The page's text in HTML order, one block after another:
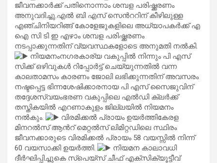
ജീവനക്കാര്‍ക്ക് പതിനൊന്നാം ശമ്പള പരിഷ്ക്കരണം
അനുവദിച്ചു.എല്‍‍ ബി എസ് സെന്‍ററിന് കീഴിലുള്ള
എഞ്ചിനിയറിങ്ങ് കോളേജുകളിലെ അധ്യാപകര്‍ക്ക് എ
ഐ സി ടി ഇ എഴാം ശമ്പള പരിഷ്ക്കരണം
നടപ്പാക്കുന്നതിന് വ്യവസ്ഥകളോടെ അനുമതി നല്‍കി.
നിയമനംനഗരകാര്യ വകുപ്പില്‍ നിന്നും പി എസ്
സിക്ക് ഒഴിവുകള്‍ റിപ്പോര്‍ട്ട് ചെയ്യുന്നതില്‍ വന്ന
കാലതാമസം കാരണം ജോലി ലഭിക്കുന്നതിന് അവസരം
നഷ്ടപ്പെട്ട ഭിന്നശേഷിക്കാരനായ പി എസ് സൈജുവിന്
തദ്ദേശസ്വയംഭരണ വകുപ്പിലെ എല്‍ഡി ക്ലര്‍ക്ക്
തസ്തികയില്‍ എറണാകുളം ജില്ലയില്‍ നിയമനം
നല്‍കും.
വിരമിക്കല്‍ പ്രായം ഉയര്‍ത്തികേരള
മിനറല്‍സ് ആന്‍റ് മെറ്റല്‍സ് ലിമിറ്റഡിലെ സ്ഥിരം
ജീവനക്കാരുടെ വിരമിക്കല്‍ പ്രായം 58 വയസ്സില്‍ നിന്ന്
60 വയസാക്കി ഉയര്‍ത്തി.
നിയമന കാലാവധി
ദീര്‍ഘിപ്പിച്ചുകെ സ്പെയ്സ് ചീഫ് എക്സിക്യൂട്ടീവ്